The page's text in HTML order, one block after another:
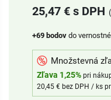
25,47 € s DPH
+69 bodov do
Množstevná
Zľava 1,25% pri
20,45 € bez DPH / ks